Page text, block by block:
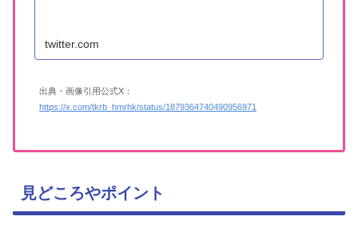
twitter.com
出典・画像引用公式X：
https://x.com/tkrb_hmrhk/status/1879364740490956971
見どころやポイント